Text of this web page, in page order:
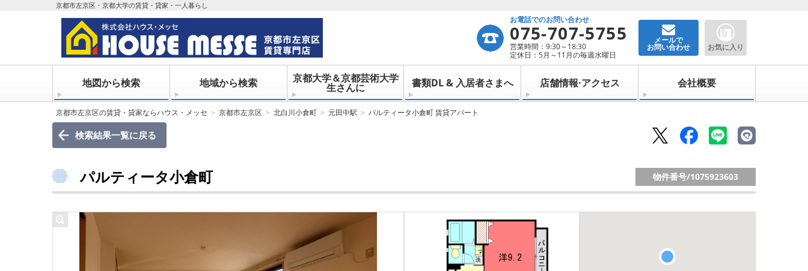
京都市左京区・京都大学の賃貸・貸家・一人暮らし
お電話でのお問い合わせ
075-707-5755
営業時間：9:30～18:30
定休日：5月～11月の毎週水曜日
メールで
お問い合わせ お気に入り
地図から検索 地域から検索 京都大学＆京都芸術大学
生さんに 書類DL & 入居者さまへ 店舗情報·アクセス 会社概要
京都市左京区の賃貸・貸家ならハウス・メッセ 京都市左京区 北白川小倉町 元田中駅 パルティータ小倉町 賃貸アパート
検索結果一覧に戻る
パルティータ小倉町 物件番号/1075923603